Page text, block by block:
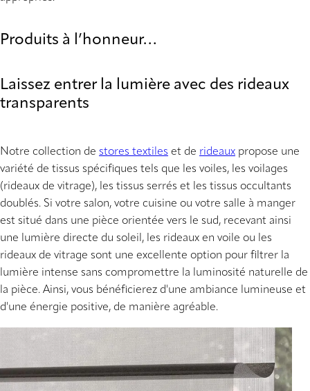
Produits à l’honneur…
Laissez entrer la lumière avec des rideaux
transparents
Notre collection de stores textiles et de rideaux propose une
variété de tissus spécifiques tels que les voiles, les voilages
(rideaux de vitrage), les tissus serrés et les tissus occultants
doublés. Si votre salon, votre cuisine ou votre salle à manger
est situé dans une pièce orientée vers le sud, recevant ainsi
une lumière directe du soleil, les rideaux en voile ou les
rideaux de vitrage sont une excellente option pour filtrer la
lumière intense sans compromettre la luminosité naturelle de
la pièce. Ainsi, vous bénéficierez d'une ambiance lumineuse et
d'une énergie positive, de manière agréable.